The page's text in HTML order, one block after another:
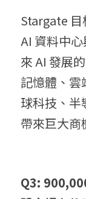
Stargate
AI 資料中
來 AI 發展
記憶體、雲
球科技、
帶來巨大商
Q3: